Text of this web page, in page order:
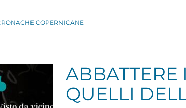
COPERNICANE
ABBATTERE
QUELLI